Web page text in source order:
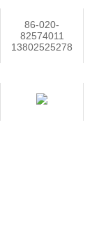
86-020-
82574011
13802525278